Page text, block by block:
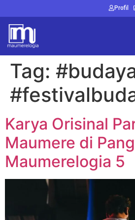
Profil
Tag:
Karya Orisinal
Maumere di
Maumerelogia 5